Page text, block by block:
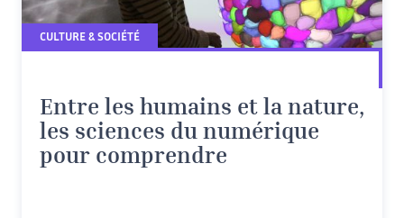
CULTURE & SOCIÉTÉ
Entre les humains et la nature,
les sciences du numérique
pour comprendre